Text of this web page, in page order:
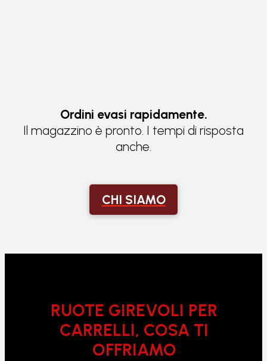
Ordini evasi rapidamente.
Il magazzino è pronto. I tempi di risposta
anche.
CHI SIAMO
RUOTE GIREVOLI PER
CARRELLI, COSA TI
OFFRIAMO